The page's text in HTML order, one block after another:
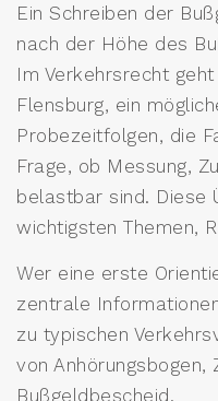
Ein Schreiben der
nach der Höhe des
Im Verkehrsrecht
Flensburg, ein
Probezeitfolgen, die
Frage, ob Messung,
belastbar sind. Diese
wichtigsten Themen,
Wer eine erste
zentrale
zu typischen
von Anhörungsbogen,
Bußgeldbescheid.